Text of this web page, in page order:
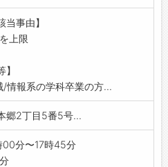
】としての採用となります。
の定める業務範囲内で配置転換
当事由】
上限
】
情報系の学科卒業の方...
郷2丁目5番5号...
00分〜17時45分